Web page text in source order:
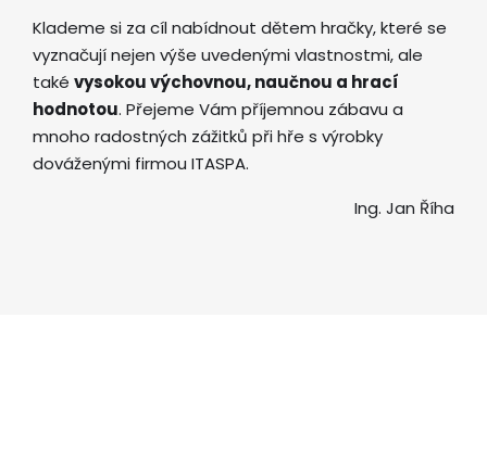
Klademe si za cíl nabídnout dětem hračky, které se
vyznačují nejen výše uvedenými vlastnostmi, ale
také vysokou výchovnou, naučnou a hrací
hodnotou. Přejeme Vám příjemnou zábavu a
mnoho radostných zážitků při hře s výrobky
dováženými firmou ITASPA.
Ing. Jan Říha